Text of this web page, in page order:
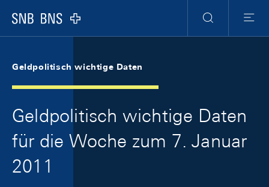
Logo
Suche
Menu
Geldpolitisch wichtige Daten
Geldpolitisch wichtige Daten
für die Woche zum 7. Januar
2011